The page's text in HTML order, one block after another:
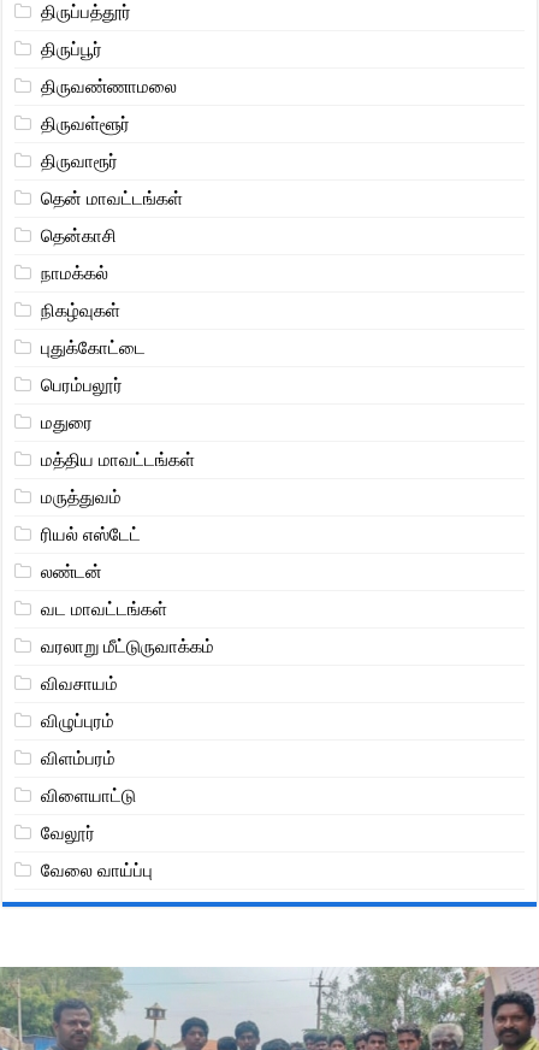
திருப்பத்தூர்
திருப்பூர்
திருவண்ணாமலை
திருவள்ளூர்
திருவாரூர்
தென் மாவட்டங்கள்
தென்காசி
நாமக்கல்
நிகழ்வுகள்
புதுக்கோட்டை
பெரம்பலூர்
மதுரை
மத்திய மாவட்டங்கள்
மருத்துவம்
ரியல் எஸ்டேட்
லண்டன்
வட மாவட்டங்கள்
வரலாறு மீட்டுருவாக்கம்
விவசாயம்
விழுப்புரம்
விளம்பரம்
விளையாட்டு
வேலூர்
வேலை வாய்ப்பு